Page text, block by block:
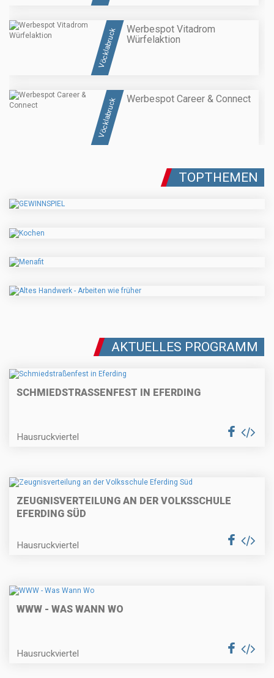
Vöcklabruck
Werbespot Vitadrom
Würfelaktion
Vöcklabruck Werbespot Career & Connect
TOPTHEMEN
AKTUELLES PROGRAMM
SCHMIEDSTRASSENFEST IN EFERDING
Hausruckviertel
ZEUGNISVERTEILUNG AN DER VOLKSSCHULE
EFERDING SÜD
Hausruckviertel
WWW - WAS WANN WO
Hausruckviertel